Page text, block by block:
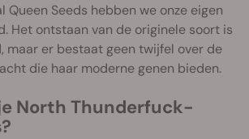
Queen Seeds hebben we onze eigen
Het ontstaan van de originele soort is
maar er bestaat geen twijfel over de
die haar moderne genen bieden.
North Thunderfuck-